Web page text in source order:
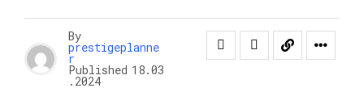
By
prestigeplanne
r
Published 18.03
.2024